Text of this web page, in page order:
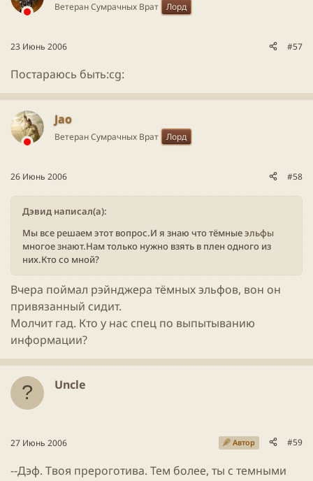
Ветеран Сумрачных Врат Лорд
23 Июнь 2006 #57
Постараюсь быть:cg:
Jao
Ветеран Сумрачных Врат Лорд
26 Июнь 2006 #58
Дэвид написал(а):
Мы все решаем этот вопрос.И я знаю что тёмныеэльфы
многое знают.Нам только нужно взять в плен одного из
них.Кто со мной?
Вчера поймал рэйнджера тёмных эльфов, вон он
привязанный сидит.
Молчит гад. Кто у нас спец по выпытыванию
информации?
Uncle
27 Июнь 2006 Автор #59
--Дэф. Твоя прероготива. Тем более, ты с темными